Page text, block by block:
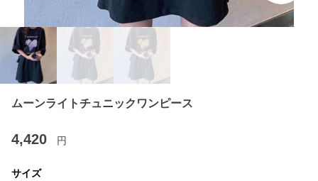
ムーンライトチュニックワンピース
4,420 円
サイズ